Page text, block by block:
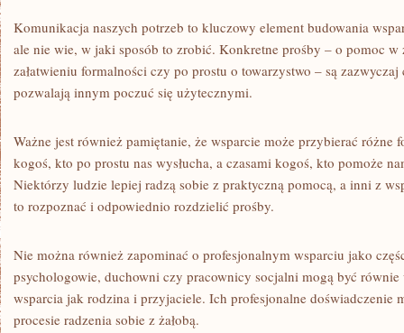
Komunikacja naszych potrzeb to kluczowy element budowania
ale nie wie, w jaki sposób to zrobić. Konkretne prośby – o pomoc w
załatwieniu formalności czy po prostu o towarzystwo – są
pozwalają innym poczuć się użytecznymi.
Ważne jest również pamiętanie, że wsparcie może przybierać różne
kogoś, kto po prostu nas wysłucha, a czasami kogoś, kto pomoże
Niektórzy ludzie lepiej radzą sobie z praktyczną pomocą, a inni z
to rozpoznać i odpowiednio rozdzielić prośby.
Nie można również zapominać o profesjonalnym wsparciu jako
psychologowie, duchowni czy pracownicy socjalni mogą być równie
wsparcia jak rodzina i przyjaciele. Ich profesjonalne doświadczenie
procesie radzenia sobie z żałobą.